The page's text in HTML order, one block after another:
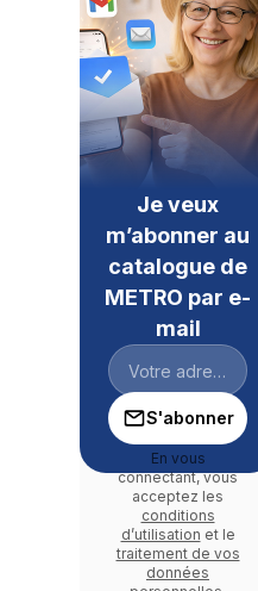
Je veux
m’abonner au
catalogue de
METRO par e-
mail
S'abonner
En vous
connectant, vous
acceptez les
conditions
d’utilisation et le
traitement de vos
données